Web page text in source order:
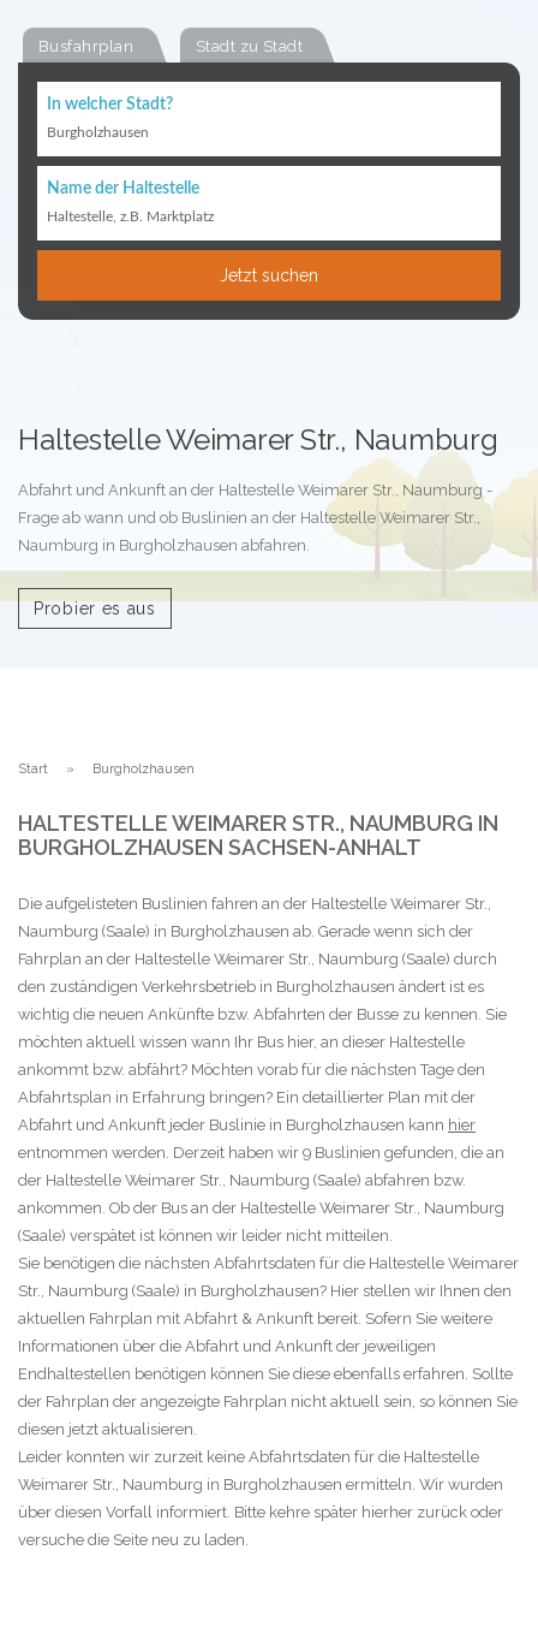
Busfahrplan Stadt zu Stadt
In welcher Stadt?
Burgholzhausen
Name der Haltestelle
Haltestelle, z.B. Marktplatz
Jetzt suchen
Haltestelle Weimarer Str., Naumburg
Abfahrt und Ankunft an der Haltestelle Weimarer Str., Naumburg -
Frage ab wann und ob Buslinien an der Haltestelle Weimarer Str.,
Naumburg in Burgholzhausen abfahren.
Probier es aus
Start Burgholzhausen
HALTESTELLE WEIMARER STR., NAUMBURG IN
BURGHOLZHAUSEN SACHSEN-ANHALT
Die aufgelisteten Buslinien fahren an der Haltestelle Weimarer Str.,
Naumburg (Saale) in Burgholzhausen ab. Gerade wenn sich der
Fahrplan an der Haltestelle Weimarer Str., Naumburg (Saale) durch
den zuständigen Verkehrsbetrieb in Burgholzhausen ändert ist es
wichtig die neuen Ankünfte bzw. Abfahrten der Busse zu kennen. Sie
möchten aktuell wissen wann Ihr Bus hier, an dieser Haltestelle
ankommt bzw. abfährt? Möchten vorab für die nächsten Tage den
Abfahrtsplan in Erfahrung bringen? Ein detaillierter Plan mit der
Abfahrt und Ankunft jeder Buslinie in Burgholzhausen kann hier
entnommen werden. Derzeit haben wir 9 Buslinien gefunden, die an
der Haltestelle Weimarer Str., Naumburg (Saale) abfahren bzw.
ankommen. Ob der Bus an der Haltestelle Weimarer Str., Naumburg
(Saale) verspätet ist können wir leider nicht mitteilen.
Sie benötigen die nächsten Abfahrtsdaten für die Haltestelle Weimarer
Str., Naumburg (Saale) in Burgholzhausen? Hier stellen wir Ihnen den
aktuellen Fahrplan mit Abfahrt & Ankunft bereit. Sofern Sie weitere
Informationen über die Abfahrt und Ankunft der jeweiligen
Endhaltestellen benötigen können Sie diese ebenfalls erfahren. Sollte
der Fahrplan der angezeigte Fahrplan nicht aktuell sein, so können Sie
diesen jetzt aktualisieren.
Leider konnten wir zurzeit keine Abfahrtsdaten für die Haltestelle
Weimarer Str., Naumburg in Burgholzhausen ermitteln. Wir wurden
über diesen Vorfall informiert. Bitte kehre später hierher zurück oder
versuche die Seite neu zu laden.